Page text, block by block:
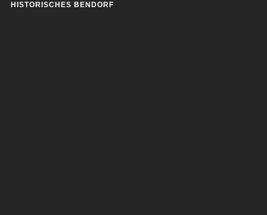
HISTORISCHES BENDORF